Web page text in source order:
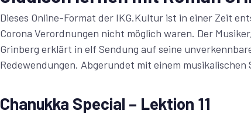
Dieses Online-Format der IKG.Kultur ist in einer Zeit
Corona Verordnungen nicht möglich waren. Der
Grinberg erklärt in elf Sendung auf seine
Redewendungen. Abgerundet mit einem musikalischen
Chanukka Special – Lektion 11